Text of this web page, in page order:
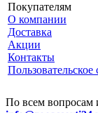
Покупателям
О компании
Доставка
Акции
Контакты
Пользовательское
По всем вопросам